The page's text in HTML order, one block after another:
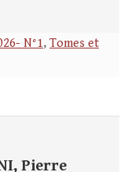
N°1, Tomes et
Pierre